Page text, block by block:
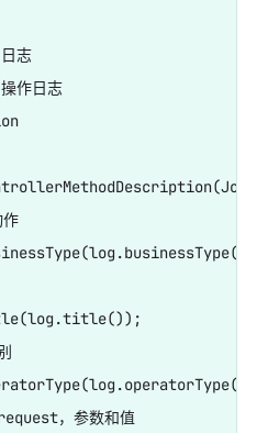
志
作日志
，参数和值